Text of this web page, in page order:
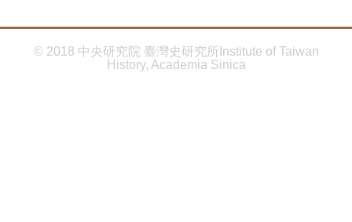
© 2018 中央研究院 臺灣史研究所Institute of Taiwan
History, Academia Sinica